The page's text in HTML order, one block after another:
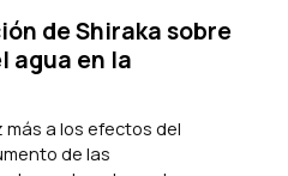
de Shiraka sobre
agua en la
a los efectos del
de las